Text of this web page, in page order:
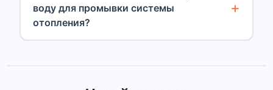
воду для промывки системы
отопления?